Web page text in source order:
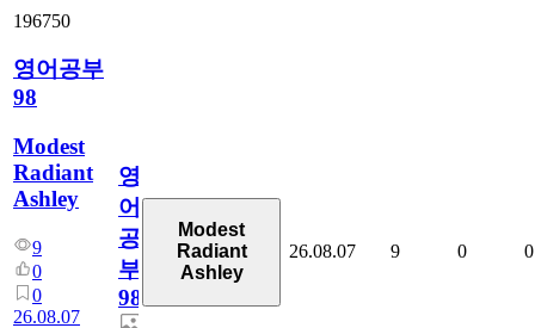
196750
영어공부
98
Modest
Radiant
Ashley
9
0
0
26.08.07
영
어
공
부
98
Modest
Radiant
Ashley
26.08.07 9 0 0